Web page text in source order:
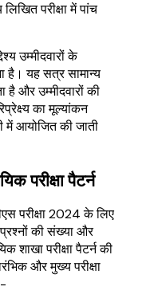
परीक्षा में पांच
उम्मीदवारों के
है। यह सत्र सामान्य
है और उम्मीदवारों की
का मूल्यांकन
में आयोजित की जाती
परीक्षा पैटर्न
परीक्षा 2024 के लिए
की संख्या और
शाखा परीक्षा पैटर्न की
और मुख्य परीक्षा